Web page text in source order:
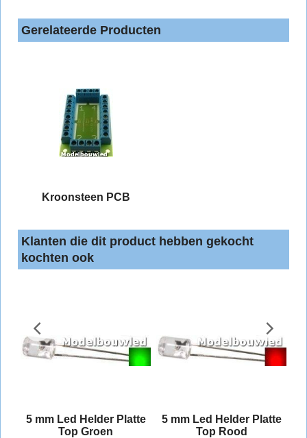
Gerelateerde Producten
Kroonsteen PCB
Klanten die dit product hebben gekocht
kochten ook
5 mm Led Helder Platte
Top Groen
5 mm Led Helder Platte
Top Rood